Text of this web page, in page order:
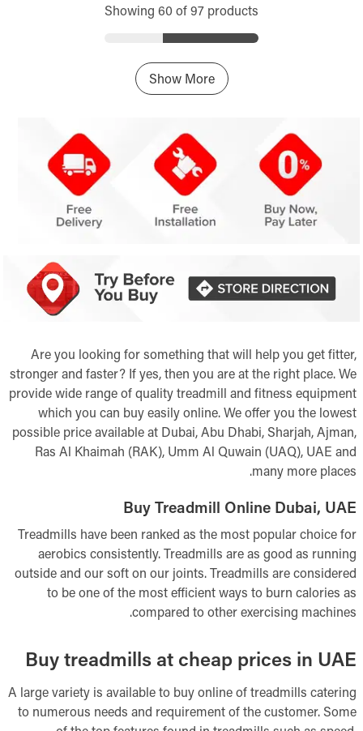
Showing 60 of 97 products
Show More
Are you looking for something that will help you get fitter,
stronger and faster? If yes, then you are at the right place. We
provide wide range of quality treadmill and fitness equipment
which you can buy easily online. We offer you the lowest
possible price available at Dubai, Abu Dhabi, Sharjah, Ajman,
Ras Al Khaimah (RAK), Umm Al Quwain (UAQ), UAE and
many more places.
Buy Treadmill Online Dubai, UAE
Treadmills have been ranked as the most popular choice for
aerobics consistently. Treadmills are as good as running
outside and our soft on our joints. Treadmills are considered
to be one of the most efficient ways to burn calories as
compared to other exercising machines.
Buy treadmills at cheap prices in UAE
A large variety is available to buy online of treadmills catering
to numerous needs and requirement of the customer. Some